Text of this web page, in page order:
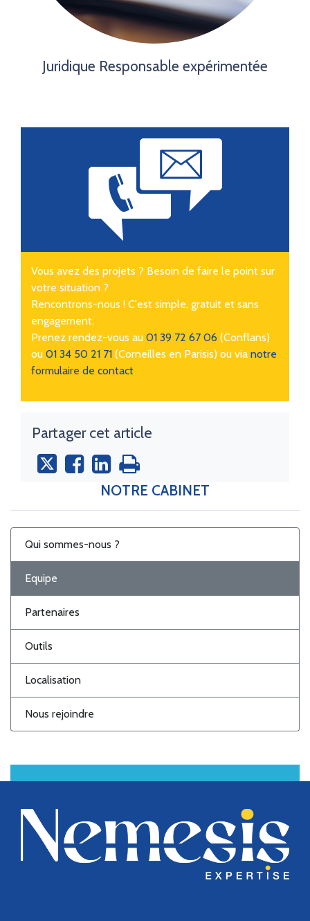
Juridique Responsable expérimentée
Vous avez des projets ? Besoin de faire le point sur
votre situation ?
Rencontrons-nous ! C'est simple, gratuit et sans
engagement.
Prenez rendez-vous au 01 39 72 67 06 (Conflans)
ou 01 34 50 21 71 (Corneilles en Parisis) ou via notre
formulaire de contact.
Partager cet article
NOTRE CABINET
Qui sommes-nous ?
Equipe
Partenaires
Outils
Localisation
Nous rejoindre